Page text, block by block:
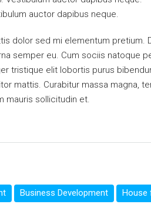
auctor dapibus neque.
dolor sed mi elementum
semper eu. Cum sociis natoque
tristique elit lobortis purus
mattis. Curabitur massa magna,
mauris sollicitudin et.
Business Development House